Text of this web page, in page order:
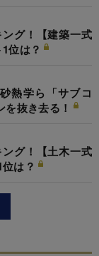
グ！【建築一式
位は？
熱学ら「サブコ
抜き去る！
グ！【土木一式
は？